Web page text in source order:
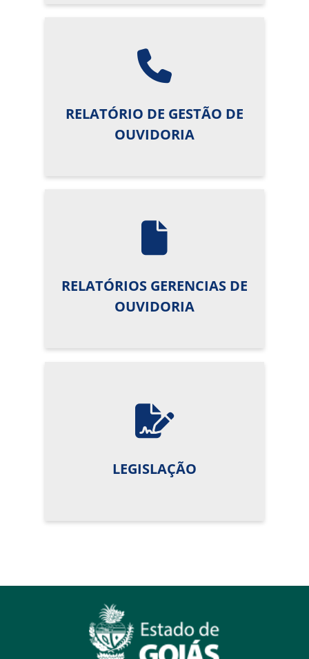
RELATÓRIO DE GESTÃO DE
OUVIDORIA
RELATÓRIOS GERENCIAS DE
OUVIDORIA
LEGISLAÇÃO